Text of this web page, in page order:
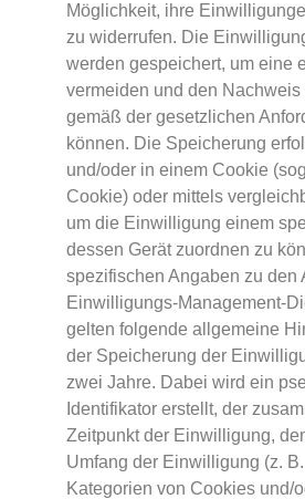
Möglichkeit, ihre
zu widerrufen. Die
werden gespeichert, um eine
vermeiden und den
gemäß der gesetzlichen
können. Die Speicherung
und/oder in einem Cookie
Cookie) oder mittels
um die Einwilligung einem
dessen Gerät zuordnen zu
spezifischen Angaben zu den
Einwilligungs-Management-
gelten folgende allgemeine
der Speicherung der
zwei Jahre. Dabei wird ein
Identifikator erstellt, der
Zeitpunkt der Einwilligung,
Umfang der Einwilligung (z.
Kategorien von Cookies und/